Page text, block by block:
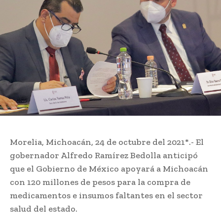
Morelia, Michoacán, 24 de octubre del 2021*.- El
gobernador Alfredo Ramírez Bedolla anticipó
que el Gobierno de México apoyará a Michoacán
con 120 millones de pesos para la compra de
medicamentos e insumos faltantes en el sector
salud del estado.